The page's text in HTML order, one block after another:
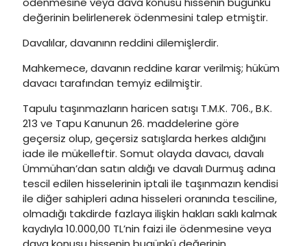
değerinin belirlenerek ödenmesini talep etmiştir.
Davalılar, davanınn reddini dilemişlerdir.
Mahkemece, davanın reddine karar verilmiş; hüküm
davacı tarafından temyiz edilmiştir.
Tapulu taşınmazların haricen satışı T.M.K. 706., B.K.
213 ve Tapu Kanunun 26. maddelerine göre
geçersiz olup, geçersiz satışlarda herkes aldığını
iade ile mükelleftir. Somut olayda davacı, davalı
Ümmühan’dan satın aldığı ve davalı Durmuş adına
tescil edilen hisselerinin iptali ile taşınmazın kendisi
ile diğer sahipleri adına hisseleri oranında tesciline,
olmadığı takdirde fazlaya ilişkin hakları saklı kalmak
kaydıyla 10.000,00 TL’nin faizi ile ödenmesine veya